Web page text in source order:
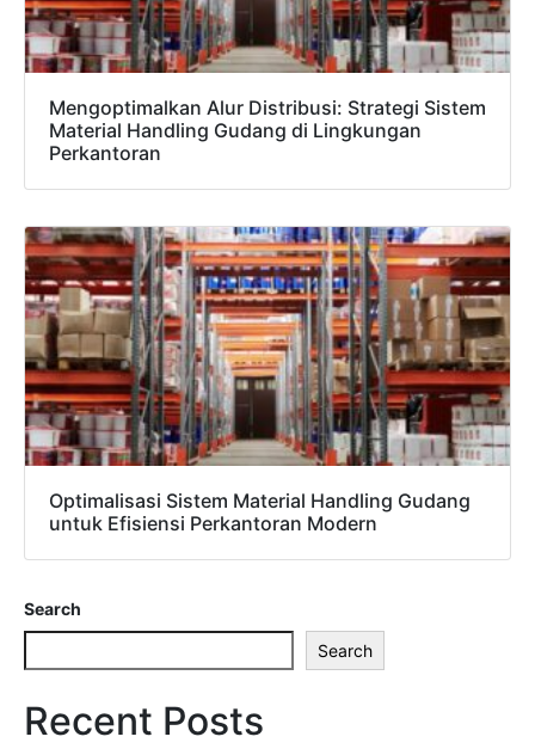
Mengoptimalkan Alur Distribusi: Strategi Sistem
Material Handling Gudang di Lingkungan
Perkantoran
Optimalisasi Sistem Material Handling Gudang
untuk Efisiensi Perkantoran Modern
Search
Search
Recent Posts